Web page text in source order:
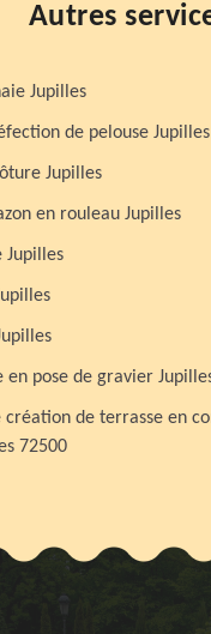
Autres
Jupilles
de pelouse Jupilles
Jupilles
en rouleau Jupilles
Jupilles
en pose de gravier
création de terrasse en
72500